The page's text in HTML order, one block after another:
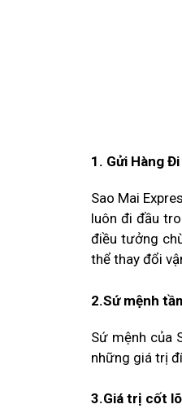
1. Gửi Hàng
Sao Mai
luôn đi đầu
điều tưởng
thể thay đổi
2.Sứ mệnh
Sứ mệnh của
những giá trị
3.Giá trị cốt